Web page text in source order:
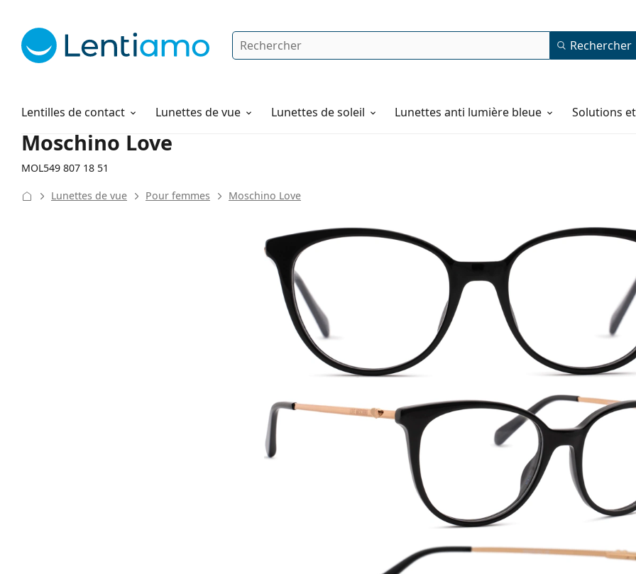
Rechercher Rechercher
Lentilles de contact
Produits d'entretien Lunettes de vue Lunettes de soleil Lunettes anti lumière bleue Solutions
Comment commander
Moschino Love
MOL549 807 18 51
Lunettes de vue Pour femmes Moschino Love